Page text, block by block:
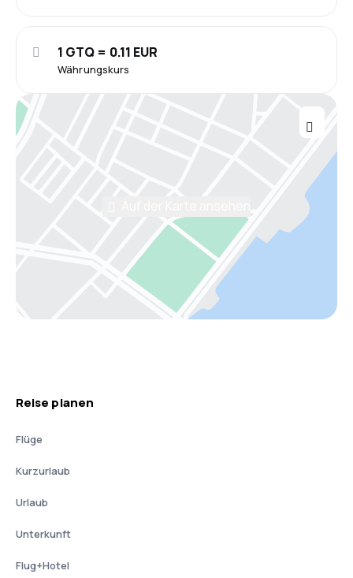
Währungskurs
1 GTQ = 0.11 EUR
Reise planen
Flüge
Kurzurlaub
Urlaub
Unterkunft
Flug+Hotel